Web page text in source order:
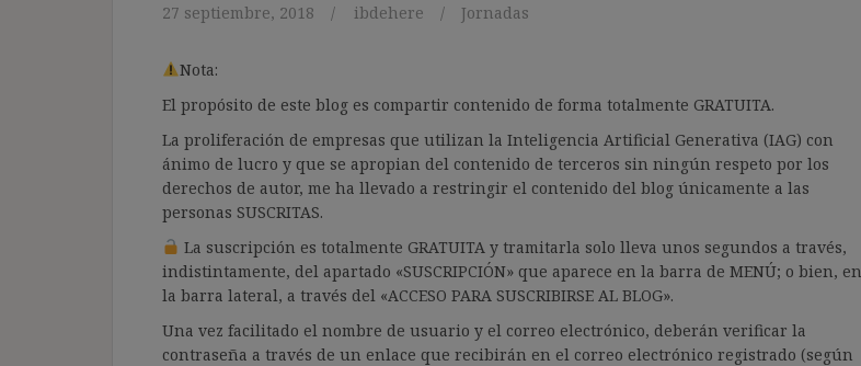
27 septiembre, 2018 ibdehere Jornadas
Nota:
El propósito de este blog es compartir contenido de forma totalmente GRATUITA.
La proliferación de empresas que utilizan la Inteligencia Artificial Generativa (IAG) con
ánimo de lucro y que se apropian del contenido de terceros sin ningún respeto por los
derechos de autor, me ha llevado a restringir el contenido del blog únicamente a las
personas SUSCRITAS.
La suscripción es totalmente GRATUITA y tramitarla solo lleva unos segundos a través,
indistintamente, del apartado «SUSCRIPCIÓN» que aparece en la barra de MENÚ; o bien, en
la barra lateral, a través del «ACCESO PARA SUSCRIBIRSE AL BLOG».
Una vez facilitado el nombre de usuario y el correo electrónico, deberán verificar la
contraseña a través de un enlace que recibirán en el correo electrónico registrado (según